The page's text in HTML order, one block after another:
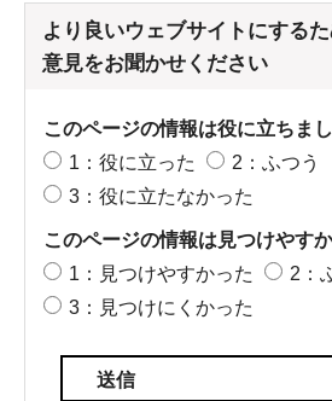
より良いウェブサイトにする
意見をお聞かせください
このページの情報は役に立ちま
1：役に立った
2：ふつう
3：役に立たなかった
このページの情報は見つけやす
1：見つけやすかった
2：
3：見つけにくかった